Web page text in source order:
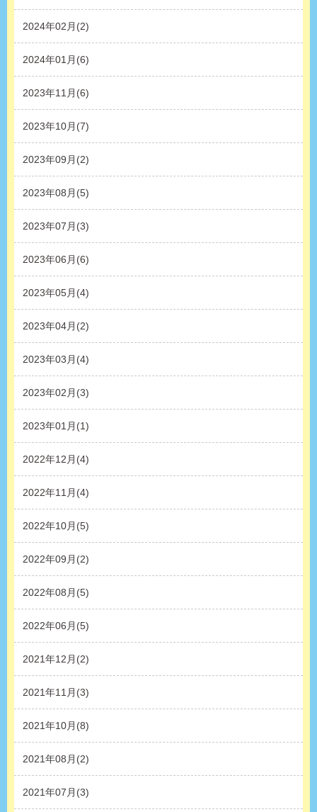
2024年02月(2)
2024年01月(6)
2023年11月(6)
2023年10月(7)
2023年09月(2)
2023年08月(5)
2023年07月(3)
2023年06月(6)
2023年05月(4)
2023年04月(2)
2023年03月(4)
2023年02月(3)
2023年01月(1)
2022年12月(4)
2022年11月(4)
2022年10月(5)
2022年09月(2)
2022年08月(5)
2022年06月(5)
2021年12月(2)
2021年11月(3)
2021年10月(8)
2021年08月(2)
2021年07月(3)